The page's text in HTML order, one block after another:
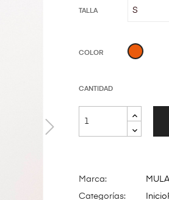
TALLA
COLOR
CANTIDAD
Marca:
Categorías:
Inicio